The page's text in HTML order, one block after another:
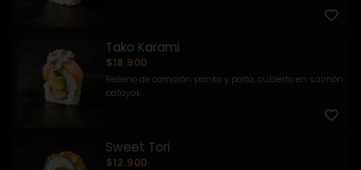
Tako Karami
$18.900
Relleno de camarón panko y palta, cubierto en salmón
batayak...
Sweet Tori
$12.900